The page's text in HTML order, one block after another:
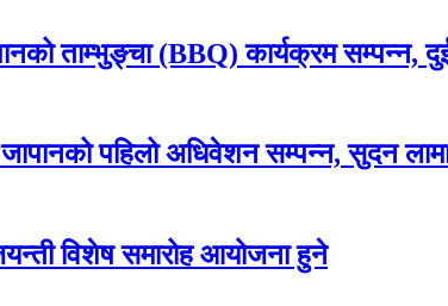
ताम्भुङ्चा (BBQ) कार्यक्रम सम्पन्न,
पहिलो अधिवेशन सम्पन्न, सुदन
विशेष समारोह आयोजना हुने